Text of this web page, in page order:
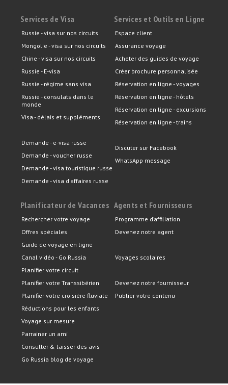
Services de Visa
Russie - visa sur nos circuits
Mongolie - visa sur nos circuits
Chine - visa sur nos circuits
Russie - E-visa
Russie - régime sans visa
Russie - consulats dans le
monde
Visa - délais et suppléments
Demande - e-visa russe
Demande - voucher russe
Demande - visa touristique russe
Demande - visa d'affaires russe
Services et Outils en Ligne
Espace client
Assurance voyage
Acheter des guides de voyage
Créer brochure personnalisée
Réservation en ligne - voyages
Réservation en ligne - hôtels
Réservation en ligne - excursions
Réservation en ligne - trains
Discuter sur Facebook
WhatsApp message
Planificateur de Vacances
Rechercher votre voyage
Offres spéciales
Guide de voyage en ligne
Canal vidéo - Go Russia
Planifier votre circuit
Planifier votre Transsibérien
Planifier votre croisière fluviale
Réductions pour les enfants
Voyage sur mesure
Parrainer un ami
Consulter & laisser des avis
Go Russia blog de voyage
Agents et Fournisseurs
Programme d’affiliation
Devenez notre agent
Voyages scolaires
Devenez notre fournisseur
Publier votre contenu